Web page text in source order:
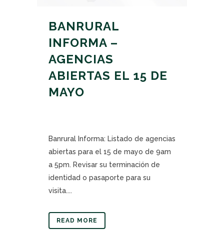
BANRURAL
INFORMA –
AGENCIAS
ABIERTAS EL 15 DE
MAYO
Banrural Informa: Listado de agencias
abiertas para el 15 de mayo de 9am
a 5pm. Revisar su terminación de
identidad o pasaporte para su
visita....
READ MORE